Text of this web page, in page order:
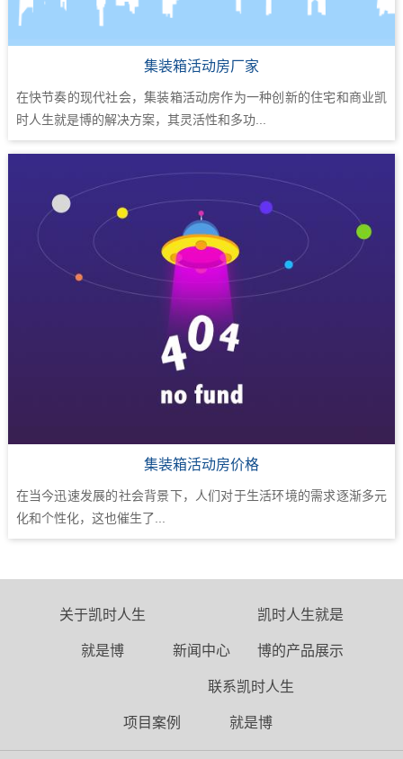
集装箱活动房厂家
在快节奏的现代社会，集装箱活动房作为一种创新的住宅和商业凯
时人生就是博的解决方案，其灵活性和多功...
集装箱活动房价格
在当今迅速发展的社会背景下，人们对于生活环境的需求逐渐多元
化和个性化，这也催生了...
关于凯时人生
就是博 新闻中心
凯时人生就是
博的产品展示
项目案例
联系凯时人生
就是博